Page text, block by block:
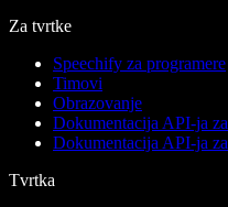
Za tvrtke
Speechify za programere
Timovi
Obrazovanje
Dokumentacija API-ja
Dokumentacija API-ja
Tvrtka